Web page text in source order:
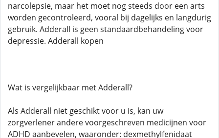
narcolepsie, maar het moet nog steeds door een arts
worden gecontroleerd, vooral bij dagelijks en langdurig
gebruik. Adderall is geen standaardbehandeling voor
depressie. Adderall kopen
Wat is vergelijkbaar met Adderall?
Als Adderall niet geschikt voor u is, kan uw
zorgverlener andere voorgeschreven medicijnen voor
ADHD aanbevelen, waaronder: dexmethylfenidaat